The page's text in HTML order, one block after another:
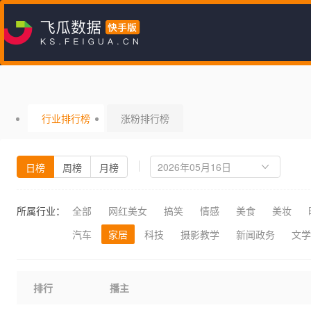
行业排行榜 涨粉排行榜
日榜 周榜 月榜
所属行业： 全部 网红美女 搞笑 情感 美食 美妆
汽车
家居 科技 摄影教学 新闻政务 文
排行 播主